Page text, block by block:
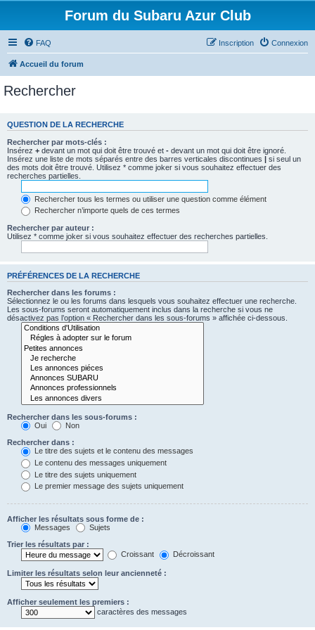
Forum du Subaru Azur Club
FAQ Connexion
Inscription
Accueil du forum
Rechercher
QUESTION DE LA RECHERCHE
Rechercher par mots-clés :
Insérez + devant un mot qui doit être trouvé et - devant un mot qui doit être ignoré.
Insérez une liste de mots séparés entre des barres verticales discontinues | si seul un
des mots doit être trouvé. Utilisez * comme joker si vous souhaitez effectuer des
recherches partielles.
Rechercher tous les termes ou utiliser une question comme élément
Rechercher n’importe quels de ces termes
Rechercher par auteur :
Utilisez * comme joker si vous souhaitez effectuer des recherches partielles.
PRÉFÉRENCES DE LA RECHERCHE
Rechercher dans les forums :
Sélectionnez le ou les forums dans lesquels vous souhaitez effectuer une recherche.
Les sous-forums seront automatiquement inclus dans la recherche si vous ne
désactivez pas l’option « Rechercher dans les sous-forums » affichée ci-dessous.
Rechercher dans les sous-forums :
Oui
Non
Rechercher dans :
Le titre des sujets et le contenu des messages
Le contenu des messages uniquement
Le titre des sujets uniquement
Le premier message des sujets uniquement
Afficher les résultats sous forme de :
Messages
Sujets
Trier les résultats par :
Croissant
Décroissant
Limiter les résultats selon leur ancienneté :
Afficher seulement les premiers :
caractères des messages